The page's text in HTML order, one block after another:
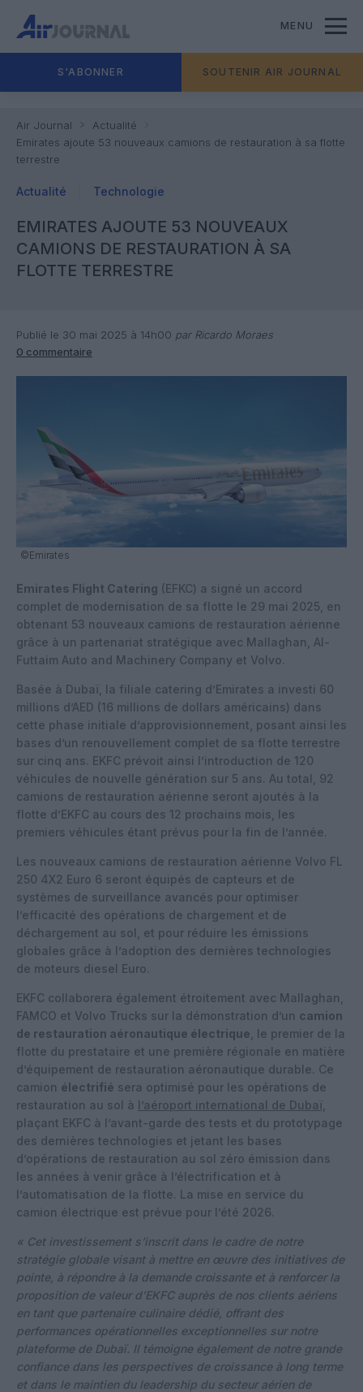
MENU
S'ABONNER SOUTENIR AIR JOURNAL
Air Journal
Actualité
Emirates ajoute 53 nouveaux camions de restauration à sa flotte
terrestre
Actualité Technologie
EMIRATES AJOUTE 53 NOUVEAUX
CAMIONS DE RESTAURATION À SA
FLOTTE TERRESTRE
Publié le 30 mai 2025 à 14h00 par Ricardo Moraes
0 commentaire
©Emirates
Emirates Flight Catering (EFKC) a signé un accord
complet de modernisation de sa flotte le 29 mai 2025, en
obtenant 53 nouveaux camions de restauration aérienne
grâce à un partenariat stratégique avec Mallaghan, Al-
Futtaim Auto and Machinery Company et Volvo.
Basée à Dubaï, la filiale catering d’Emirates a investi 60
millions d’AED (16 millions de dollars américains) dans
cette phase initiale d’approvisionnement, posant ainsi les
bases d’un renouvellement complet de sa flotte terrestre
sur cinq ans. EKFC prévoit ainsi l’introduction de 120
véhicules de nouvelle génération sur 5 ans. Au total, 92
camions de restauration aérienne seront ajoutés à la
flotte d’EKFC au cours des 12 prochains mois, les
premiers véhicules étant prévus pour la fin de l’année.
Les nouveaux camions de restauration aérienne Volvo FL
250 4X2 Euro 6 seront équipés de capteurs et de
systèmes de surveillance avancés pour optimiser
l’efficacité des opérations de chargement et de
déchargement au sol, et pour réduire les émissions
globales grâce à l’adoption des dernières technologies
de moteurs diesel Euro.
EKFC collaborera également étroitement avec Mallaghan,
FAMCO et Volvo Trucks sur la démonstration d’un camion
de restauration aéronautique électrique , le premier de la
flotte du prestataire et une première régionale en matière
d’équipement de restauration aéronautique durable. Ce
camion électrifié sera optimisé pour les opérations de
restauration au sol à l’aéroport international de Dubaï,
plaçant EKFC à l’avant-garde des tests et du prototypage
des dernières technologies et jetant les bases
d’opérations de restauration au sol zéro émission dans
les années à venir grâce à l’électrification et à
l’automatisation de la flotte. La mise en service du
camion électrique est prévue pour l’été 2026.
« Cet investissement s’inscrit dans le cadre de notre
stratégie globale visant à mettre en œuvre des initiatives de
pointe, à répondre à la demande croissante et à renforcer la
proposition de valeur d’EKFC auprès de nos clients aériens
en tant que partenaire culinaire dédié, offrant des
performances opérationnelles exceptionnelles sur notre
plateforme de Dubaï. Il témoigne également de notre grande
confiance dans les perspectives de croissance à long terme
et dans le maintien du leadership du secteur aérien de